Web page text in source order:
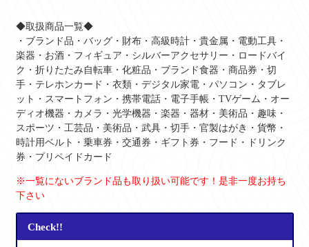
◆取扱商品一覧◆
・ブランド品・バッグ・財布・高級時計・貴金属・電動工具・
楽器・お酒・フィギュア・シルバーアクセサリー・ロードバイ
ク・折りたたみ自転車・化粧品・ブランド食器・商品券・切
手・テレホンカード・衣類・デジタル家電・パソコン・タブレ
ット・スマートフォン・携帯電話・電子手帳・TVゲーム・オー
ディオ機器・カメラ・光学機器・楽器・器材・美術品・趣味・
スポーツ・工芸品・美術品・武具・切手・官製はがき・貨幣・
時計用ベルト・乗車券・交通券・ギフト券・フード・ドリンク
券・プリペイドカード
※一覧にないブランド品も取り扱い可能です！是非一度お持ち
下さい
Check!!